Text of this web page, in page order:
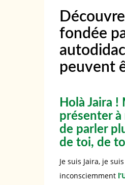
fondée
peuvent
Holà Jaira
présenter
de parler
de toi, de
Je suis Jaira, je
inconsciemment